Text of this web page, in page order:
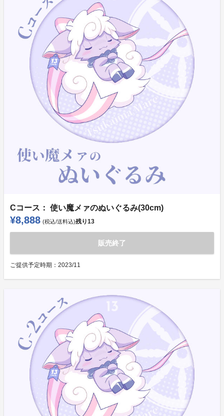
Cコース： 使い魔メァのぬいぐるみ(30cm)
¥8,888 (税込/送料込)残り13
販売終了
ご提供予定時期： 2023/11